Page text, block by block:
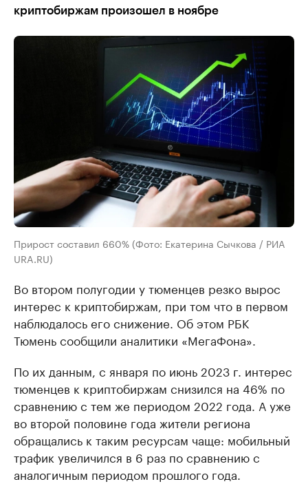
криптобиржам произошел в ноябре
Прирост составил 660% (Фото: Екатерина Сычкова / РИА
URA.RU)
Во втором полугодии у тюменцев резко вырос
интерес к криптобиржам, при том что в первом
наблюдалось его снижение. Об этом РБК
Тюмень сообщили аналитики «МегаФона».
По их данным, с января по июнь 2023 г. интерес
тюменцев к криптобиржам снизился на 46% по
сравнению с тем же периодом 2022 года. А уже
во второй половине года жители региона
обращались к таким ресурсам чаще: мобильный
трафик увеличился в 6 раз по сравнению с
аналогичным периодом прошлого года.